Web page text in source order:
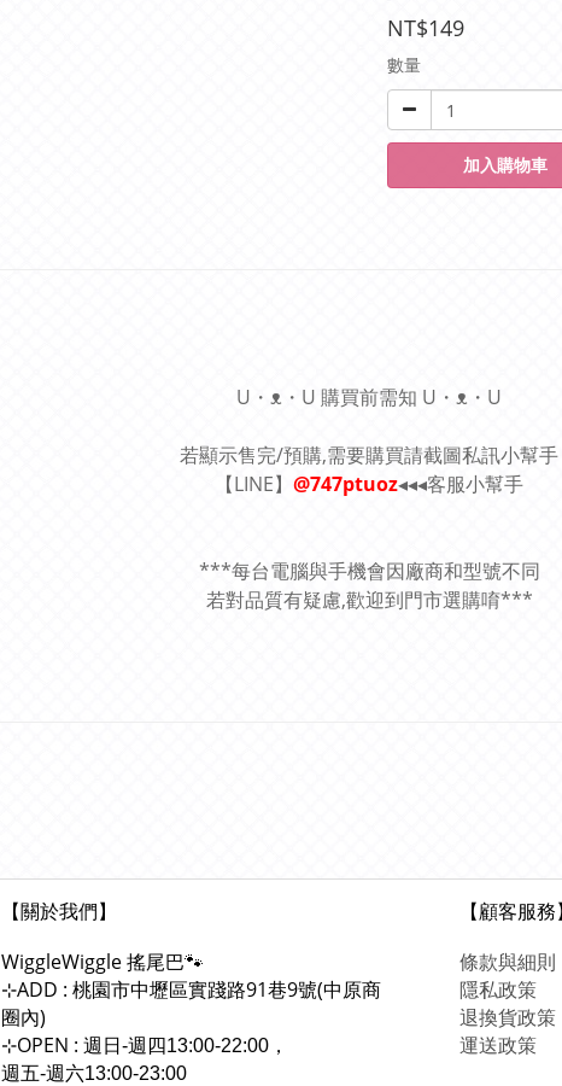
NT$149
數量
加入購物車
U・ᴥ・U 購買前需知 U・ᴥ・U
若顯示售完/預購,需要購買請截圖私訊小幫手
【LINE】 @747ptuoz◂◂◂客服小幫手
***每台電腦與手機會因廠商和型號不同
若對品質有疑慮,歡迎到門市選購唷***
【關於我們】
WiggleWiggle搖尾巴🐾
⊹ADD : 桃園市中壢區實踐路91巷9號(中原商
圈內)
⊹OPEN : 週日-週四13:00-22:00，
週五-週六13:00-23:00
【顧客服務】
條款與細則
隱私政策
退換貨政策
運送政策